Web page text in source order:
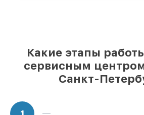
Какие этапы
сервисным
Санкт-